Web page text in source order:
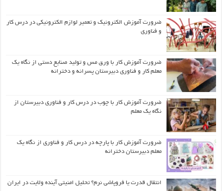
ضرورت آموزش الکترونیک و تعمیر لوازم الکترونیکی در درس کار
و فناوری
ضرورت آموزش کار با ورق مس و تولید صنایع دستی از نگاه یک
معلم کار و فناوری دبیرستان پسرانه و دخترانه
ضرورت آموزش کار با چوب در درس کار و فناوری دبیرستان از
نگاه یک معلم
ضرورت آموزش کار با پارچه در درس کار و فناوری از نگاه یک
معلم دبیرستان دخترانه
انتقال قدرت یا فروپاشی نرم؟ تحلیل امنیتی آینده ولایت در ایران